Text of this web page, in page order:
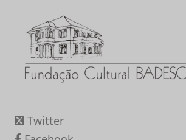
Twitter